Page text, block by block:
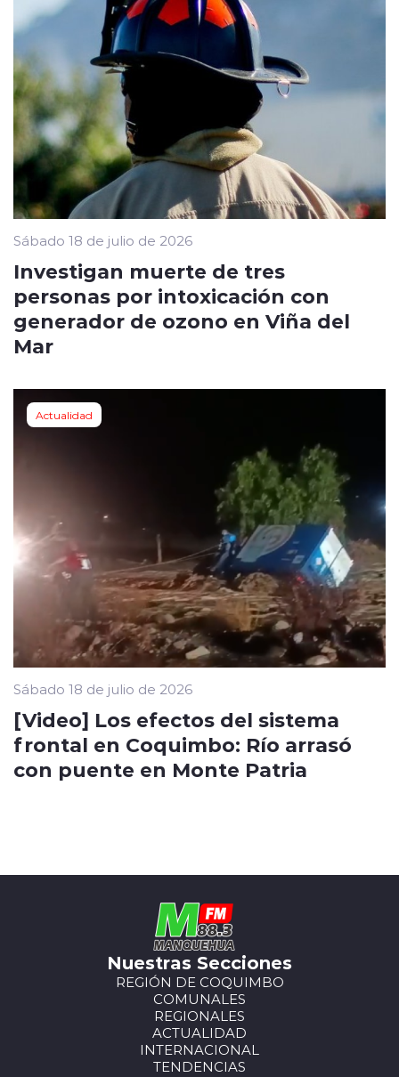
Sábado 18 de julio de 2026
Investigan muerte de tres
personas por intoxicación con
generador de ozono en Viña del
Mar
Actualidad
Sábado 18 de julio de 2026
[Video] Los efectos del sistema
frontal en Coquimbo: Río arrasó
con puente en Monte Patria
Nuestras Secciones
REGIÓN DE COQUIMBO
COMUNALES
REGIONALES
ACTUALIDAD
INTERNACIONAL
TENDENCIAS